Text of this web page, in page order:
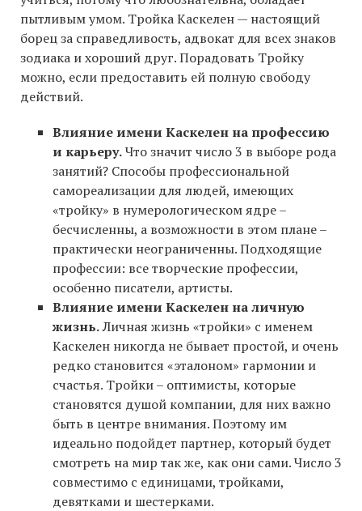
пытливым умом. Тройка Каскелен — настоящий
борец за справедливость, адвокат для всех знаков
зодиака и хороший друг. Порадовать Тройку
можно, если предоставить ей полную свободу
действий.
Влияние имени Каскелен на профессию
и карьеру.Что значит число 3 в выборе рода
занятий? Способы профессиональной
самореализации для людей, имеющих
«тройку» в нумерологическом ядре –
бесчисленны, а возможности в этом плане –
практически неограниченны. Подходящие
профессии: все творческие профессии,
особенно писатели, артисты.
Влияние имени Каскелен на личную
жизнь.Личная жизнь «тройки» с именем
Каскелен никогда не бывает простой, и очень
редко становится «эталоном» гармонии и
счастья. Тройки – оптимисты, которые
становятся душой компании, для них важно
быть в центре внимания. Поэтому им
идеально подойдет партнер, который будет
смотреть на мир так же, как они сами. Число 3
совместимо с единицами, тройками,
девятками и шестерками.